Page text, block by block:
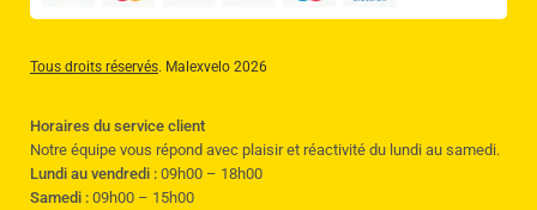
Tous droits réservés. Malexvelo 2026
Horaires du service client
Notre équipe vous répond avec plaisir et réactivité du lundi au samedi.
Lundi au vendredi : 09h00 – 18h00
Samedi : 09h00 – 15h00